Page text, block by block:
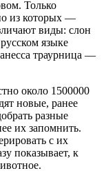
Только
из которых —
виды: слон
языке
траурница —
около 1500000
новые, ранее
разные
их запомнить.
с их
показывает, к